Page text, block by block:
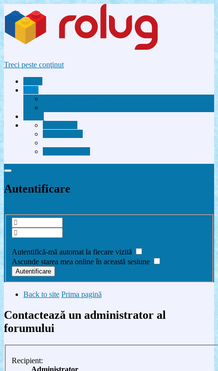
Treci peste conţinut
Utile
Autentificare
Autentifică-mă automat la fiecare vizită
Ascunde starea mea online în această sesiune
Back to site Prima pagină
Contactează un administrator al
forumului
Recipient:
Administrator